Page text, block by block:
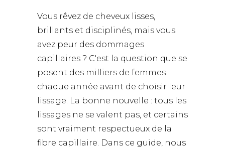
Vous rêvez de cheveux lisses,
brillants et disciplinés, mais vous
avez peur des dommages
capillaires ? C'est la question que se
posent des milliers de femmes
chaque année avant de choisir leur
lissage. La bonne nouvelle : tous les
lissages ne se valent pas, et certains
sont vraiment respectueux de la
fibre capillaire. Dans ce guide, nous